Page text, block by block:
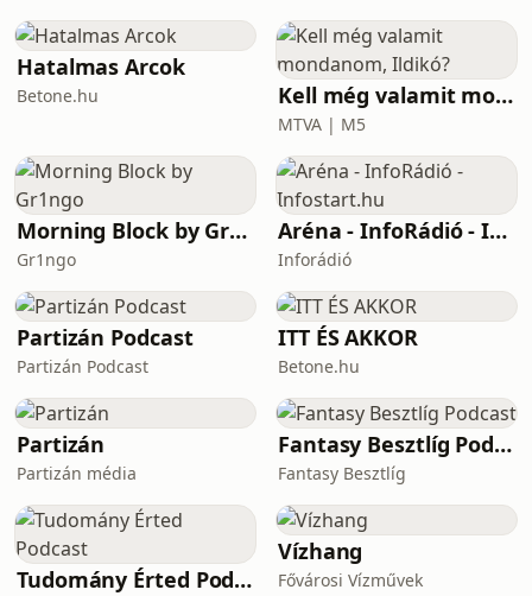
leváltani Arnét? Xabi Alonsóra azért
csak rábólintanátok, nem?1:09:30 A
mélyen védekező csapatok ell
Hatalmas Arcok
Betone.hu Kell még valamit mondanom, Ildikó?
MTVA | M5
Morning Block by Gr1ngo
Gr1ngo
Aréna - InfoRádió - Infostart.hu
Inforádió
Partizán Podcast
Partizán Podcast
ITT ÉS AKKOR
Betone.hu
Partizán
Partizán média
Fantasy Besztlíg Podcast
Fantasy Besztlíg
Tudomány Érted Podcast
Vízhang
Fővárosi Vízművek